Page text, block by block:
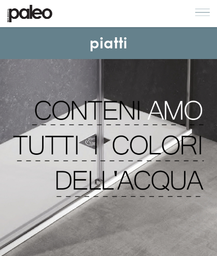
COLLEZIONI
AZIENDA
CONTATTI
CATALOGHI
QUALITA'
piatti